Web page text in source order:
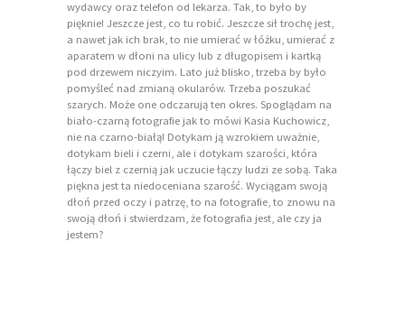
wydawcy oraz telefon od lekarza. Tak, to było by
pięknie! Jeszcze jest, co tu robić. Jeszcze sił trochę jest,
a nawet jak ich brak, to nie umierać w łóżku, umierać z
aparatem w dłoni na ulicy lub z długopisem i kartką
pod drzewem niczyim. Lato już blisko, trzeba by było
pomyśleć nad zmianą okularów. Trzeba poszukać
szarych. Może one odczarują ten okres. Spoglądam na
biało-czarną fotografie jak to mówi Kasia Kuchowicz,
nie na czarno-białą! Dotykam ją wzrokiem uważnie,
dotykam bieli i czerni, ale i dotykam szarości, która
łączy biel z czernią jak uczucie łączy ludzi ze sobą. Taka
piękna jest ta niedoceniana szarość. Wyciągam swoją
dłoń przed oczy i patrzę, to na fotografie, to znowu na
swoją dłoń i stwierdzam, że fotografia jest, ale czy ja
jestem?